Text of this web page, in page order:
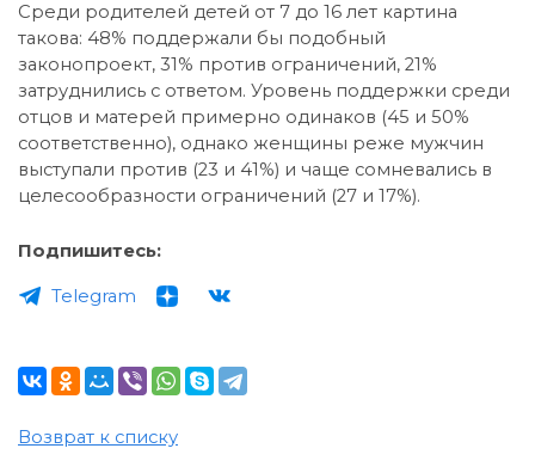
Среди родителей детей от 7 до 16 лет картина
такова: 48% поддержали бы подобный
законопроект, 31% против ограничений, 21%
затруднились с ответом. Уровень поддержки среди
отцов и матерей примерно одинаков (45 и 50%
соответственно), однако женщины реже мужчин
выступали против (23 и 41%) и чаще сомневались в
целесообразности ограничений (27 и 17%).
Подпишитесь:
Telegram
Возврат к списку